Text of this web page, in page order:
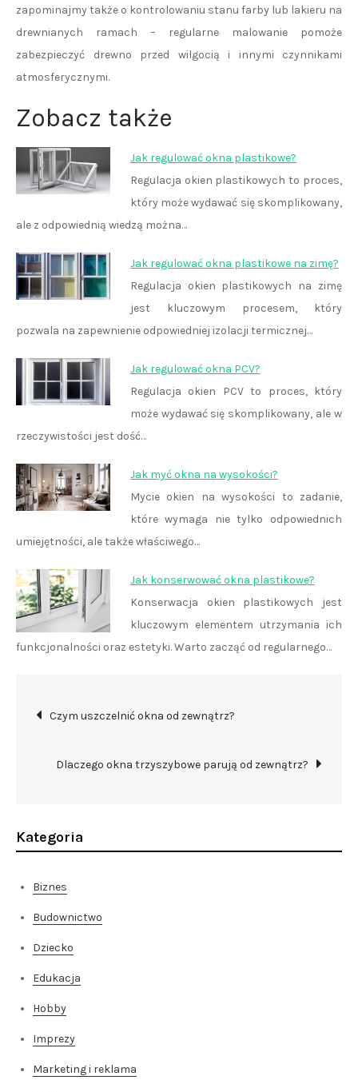
zapominajmy także o kontrolowaniu stanu farby lub lakieru na
drewnianych ramach – regularne malowanie pomoże
zabezpieczyć drewno przed wilgocią i innymi czynnikami
atmosferycznymi.
Zobacz także
Jak regulować okna plastikowe?
Regulacja okien plastikowych to proces,
który może wydawać się skomplikowany,
ale z odpowiednią wiedzą można…
Jak regulować okna plastikowe na zimę?
Regulacja okien plastikowych na zimę
jest kluczowym procesem, który
pozwala na zapewnienie odpowiedniej izolacji termicznej…
Jak regulować okna PCV?
Regulacja okien PCV to proces, który
może wydawać się skomplikowany, ale w
rzeczywistości jest dość…
Jak myć okna na wysokości?
Mycie okien na wysokości to zadanie,
które wymaga nie tylko odpowiednich
umiejętności, ale także właściwego…
Jak konserwować okna plastikowe?
Konserwacja okien plastikowych jest
kluczowym elementem utrzymania ich
funkcjonalności oraz estetyki. Warto zacząć od regularnego…
Nawigacja
wpisu
Czym uszczelnić okna od zewnątrz?
Dlaczego okna trzyszybowe parują od zewnątrz?
Kategoria
Biznes
Budownictwo
Dziecko
Edukacja
Hobby
Imprezy
Marketing i reklama